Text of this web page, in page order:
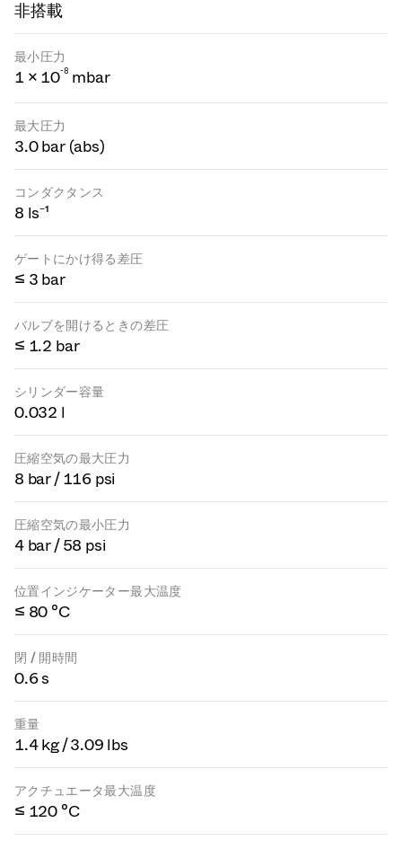
非搭載
最小圧力
1 × 10-8 mbar
最大圧力
3.0 bar (abs)
コンダクタンス
8 ls⁻¹
ゲートにかけ得る差圧
≤ 3 bar
バルブを開けるときの差圧
≤ 1.2 bar
シリンダー容量
0.032 l
圧縮空気の最大圧力
8 bar / 116 psi
圧縮空気の最小圧力
4 bar / 58 psi
位置インジケーター最大温度
≤ 80 °C
閉 / 開時間
0.6 s
重量
1.4 kg / 3.09 lbs
アクチュエータ最大温度
≤ 120 °C